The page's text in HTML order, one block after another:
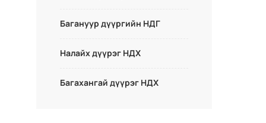
Багануур дүүргийн НДГ
Налайх дүүрэг НДХ
Багахангай дүүрэг НДХ